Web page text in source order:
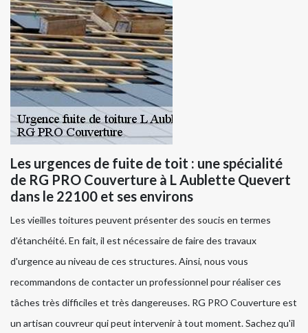
Les urgences de fuite de toit : une spécialité
de RG PRO Couverture à L Aublette Quevert
dans le 22100 et ses environs
Les vieilles toitures peuvent présenter des soucis en termes
d'étanchéité. En fait, il est nécessaire de faire des travaux
d'urgence au niveau de ces structures. Ainsi, nous vous
recommandons de contacter un professionnel pour réaliser ces
tâches très difficiles et très dangereuses. RG PRO Couverture est
un artisan couvreur qui peut intervenir à tout moment. Sachez qu'il